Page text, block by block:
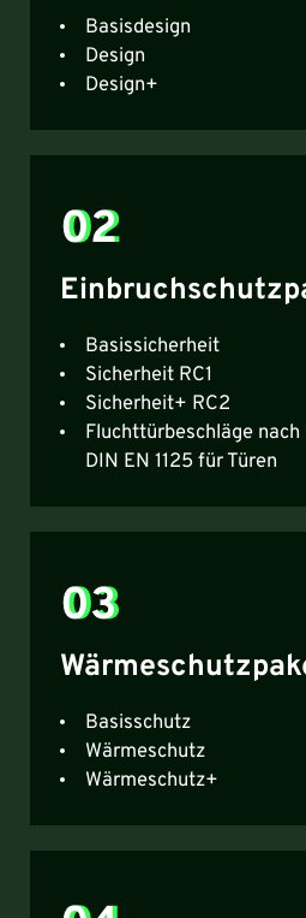
Basisdesign
Design
Design+
02
Basissicherheit
Sicherheit RC1
Sicherheit+ RC2
Fluchttürbeschläge nach
DIN EN 1125 für Türen
03
Basisschutz
Wärmeschutz
Wärmeschutz+